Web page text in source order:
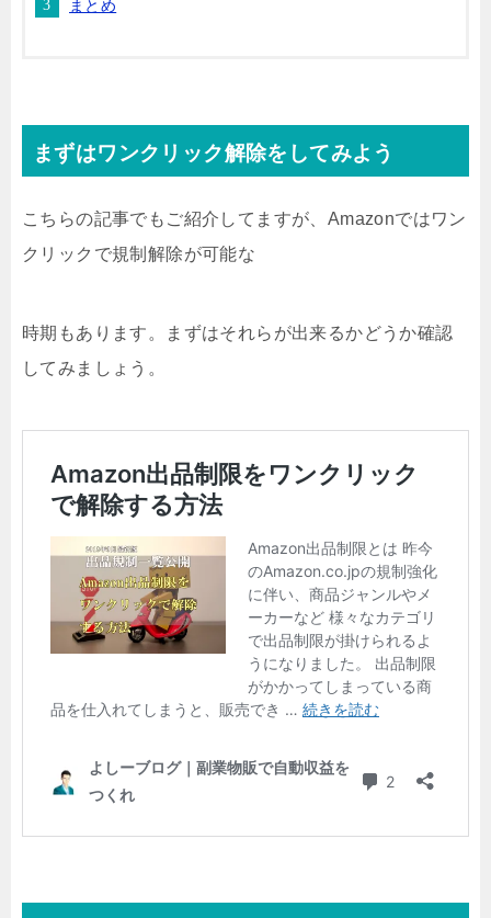
まとめ
まずはワンクリック解除をしてみよう
こちらの記事でもご紹介してますが、Amazonではワン
クリックで規制解除が可能な
時期もあります。まずはそれらが出来るかどうか確認
してみましょう。